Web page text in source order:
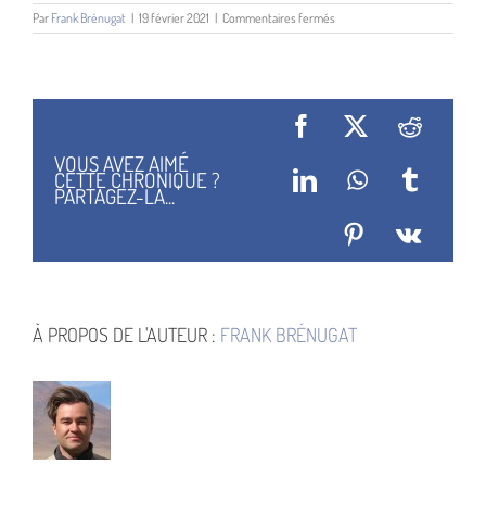
Par Frank Brénugat | 19 février 2021 | Commentaires fermés
Berserk
VOUS AVEZ AIMÉ
CETTE CHRONIQUE ?
PARTAGEZ-LA...
Facebook
X Reddit
LinkedInWhatsApp
Tumblr
Pinterest
Vk
À PROPOS DE L'AUTEUR : FRANK BRÉNUGAT